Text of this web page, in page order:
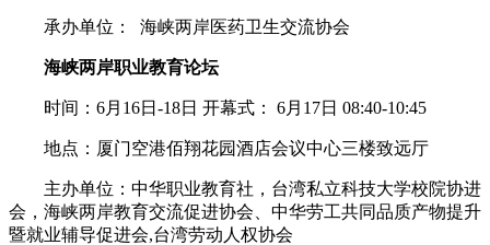
承办单位： 海峡两岸医药卫生交流协会
海峡两岸职业教育论坛
时间：6月16日-18日 开幕式： 6月17日 08:40-10:45
地点：厦门空港佰翔花园酒店会议中心三楼致远厅
主办单位：中华职业教育社，台湾私立科技大学校院协进
会，海峡两岸教育交流促进协会、中华劳工共同品质产物提升
暨就业辅导促进会,台湾劳动人权协会